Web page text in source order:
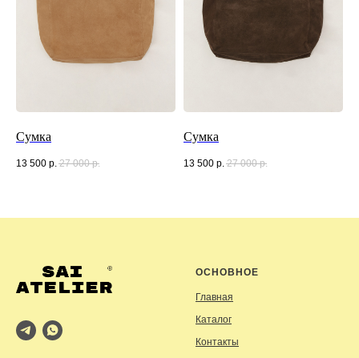
Сумка
13 500 р. 27 000 р.
Сумка
13 500 р. 27 000 р.
ОСНОВНОЕ
Главная
Каталог
Контакты